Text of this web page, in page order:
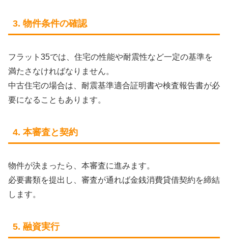
3. 物件条件の確認
フラット35では、住宅の性能や耐震性など一定の基準を
満たさなければなりません。
中古住宅の場合は、耐震基準適合証明書や検査報告書が必
要になることもあります。
4. 本審査と契約
物件が決まったら、本審査に進みます。
必要書類を提出し、審査が通れば金銭消費貸借契約を締結
します。
5. 融資実行